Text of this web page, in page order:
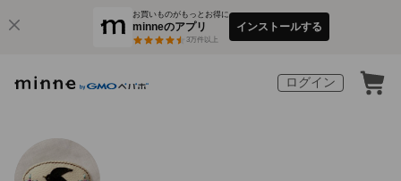
お買いものがもっとお得に
minneのアプリ
3万件以上
インストールする
ログイン